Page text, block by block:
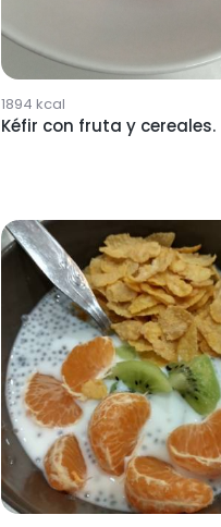
1894 kcal
Kéfir con fruta y cereales.